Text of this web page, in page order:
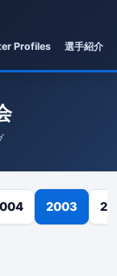
Profiles 選手紹介
2003